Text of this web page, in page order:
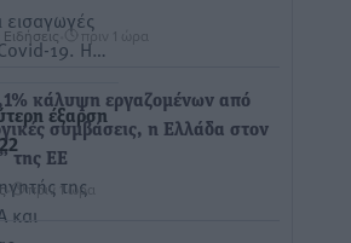
εισαγωγές
19. Η…
έξαρση
της
και
πριν 1 ώρα
κάλυψη εργαζομένων από
συμβάσεις, η Ελλάδα στον
της ΕΕ
• πριν 1 ώρα